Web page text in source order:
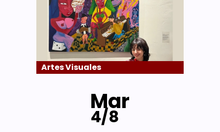
Artes Visuales
Mar
4/8